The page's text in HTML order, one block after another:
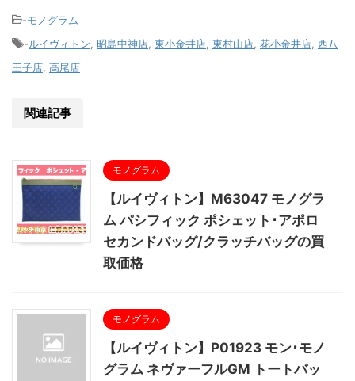
-モノグラム
-ルイヴィトン 昭島中神店 東小金井店 東村山店 花小金井店 西八
王子店 高尾店
関連記事
モノグラム
【ルイヴィトン】M63047 モノグラ
ム パシフィック ポシェット･アポロ
セカンドバッグ/クラッチバッグの買
取価格
モノグラム
【ルイヴィトン】P01923 モン･モノ
グラム ネヴァーフルGM トートバッ